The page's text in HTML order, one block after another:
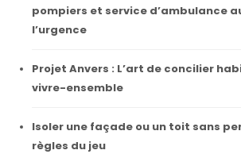
pompiers et service d’ambulance
l’urgence
Projet Anvers : L’art de concilier
vivre-ensemble
Isoler une façade ou un toit sans
règles du jeu